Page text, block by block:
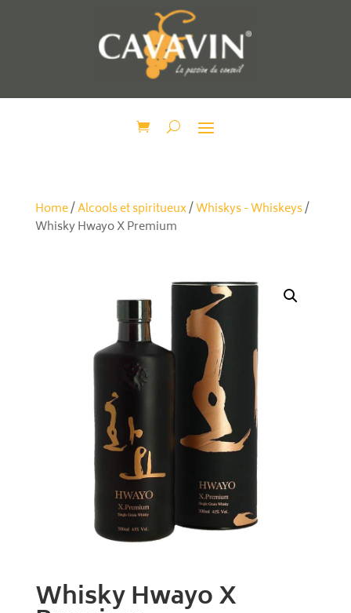
Home/Alcools et spiritueux/Whiskys - Whiskeys/
Whisky Hwayo X Premium
Whisky Hwayo X